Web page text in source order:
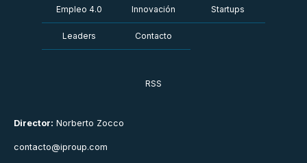
Director: Norberto Zocco
contacto@iproup.com
Empleo 4.0 Innovación Startups
Leaders Contacto
RSS